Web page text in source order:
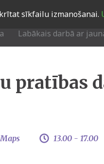
sīkfailu izmanošanai.
Labākais darbā ar
pratības
13.00 - 17.00